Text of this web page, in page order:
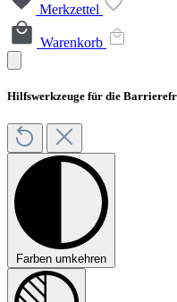
Merkzettel
Warenkorb
Hilfswerkzeuge für die
Farben umkehren